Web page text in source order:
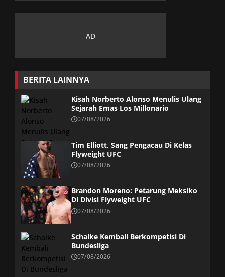
BERITA LAINNYA
Kisah Norberto Alonso Menulis Ulang
Sejarah Emas Los Millonario
07/08/2026
Tim Elliott, Sang Pengacau Di Kelas
Flyweight UFC
07/08/2026
Brandon Moreno: Petarung Meksiko
Di Divisi Flyweight UFC
07/08/2026
Schalke Kembali Berkompetisi Di
Bundesliga
07/08/2026